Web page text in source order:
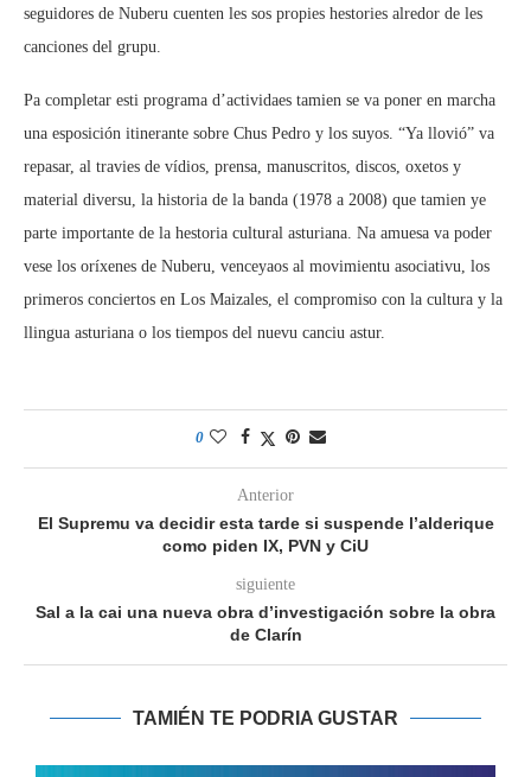
seguidores de Nuberu cuenten les sos propies hestories alredor de les
canciones del grupu.
Pa completar esti programa d’actividaes tamien se va poner en marcha
una esposición itinerante sobre Chus Pedro y los suyos. “Ya llovió” va
repasar, al travies de vídios, prensa, manuscritos, discos, oxetos y
material diversu, la historia de la banda (1978 a 2008) que tamien ye
parte importante de la hestoria cultural asturiana. Na amuesa va poder
vese los oríxenes de Nuberu, venceyaos al movimientu asociativu, los
primeros conciertos en Los Maizales, el compromiso con la cultura y la
llingua asturiana o los tiempos del nuevu canciu astur.
0
Anterior
El Supremu va decidir esta tarde si suspende l’alderique
como piden IX, PVN y CiU
siguiente
Sal a la cai una nueva obra d’investigación sobre la obra
de Clarín
TAMIÉN TE PODRIA GUSTAR